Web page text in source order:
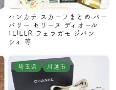
ハンカチ スカーフまとめ バー
バリー セリーヌ ディオール
FEILER フェラガモ ジバン
シィ 等
埼玉県 川越市